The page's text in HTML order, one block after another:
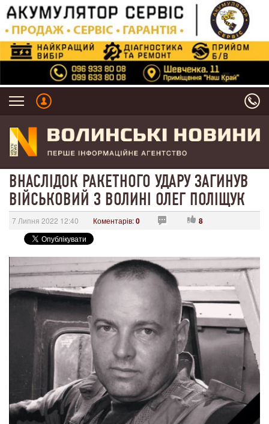
ВНАСЛІДОК РАКЕТНОГО УДАРУ ЗАГИНУВ
ВІЙСЬКОВИЙ З ВОЛИНІ ОЛЕГ ПОЛІЩУК
7 Липня 2022 12:40 Коментарів:0 8